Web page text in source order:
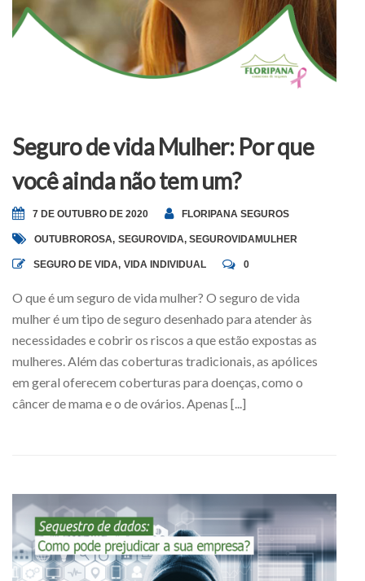
Seguro de vida Mulher: Por que
você ainda não tem um?
7 DE OUTUBRO DE 2020 FLORIPANA SEGUROS
OUTUBROROSA, SEGUROVIDA, SEGUROVIDAMULHER
SEGURO DE VIDA, VIDA INDIVIDUAL 0
O que é um seguro de vida mulher? O seguro de vida
mulher é um tipo de seguro desenhado para atender às
necessidades e cobrir os riscos a que estão expostas as
mulheres. Além das coberturas tradicionais, as apólices
em geral oferecem coberturas para doenças, como o
câncer de mama e o de ovários. Apenas [...]